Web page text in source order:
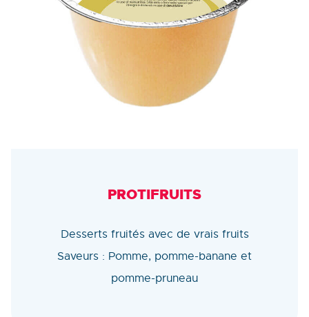
PROTIFRUITS
Desserts fruités avec de vrais fruits
Saveurs : Pomme, pomme-banane et
pomme-pruneau